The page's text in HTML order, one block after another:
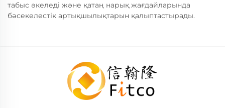
табыс әкеледі және қатаң нарық жағдайларында
бәсекелестік артықшылықтарын қалыптастырады.